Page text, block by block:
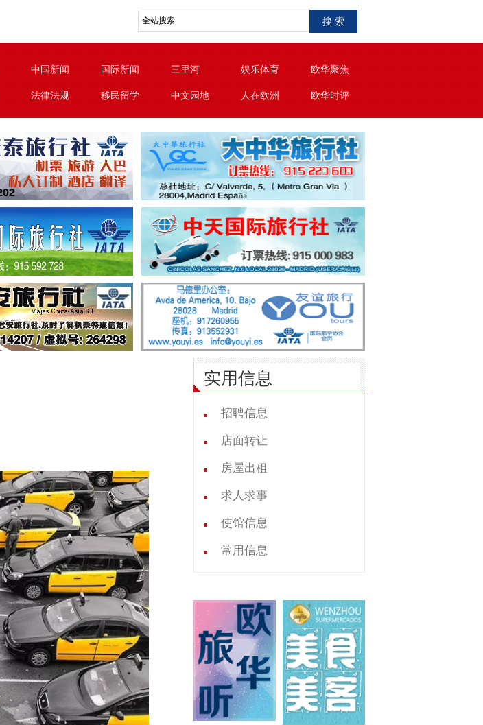
搜 索
中国新闻 国际新闻 三里河 娱乐体育 欧华聚焦
法律法规 移民留学 中文园地 人在欧洲 欧华时评
实用信息
招聘信息
店面转让
房屋出租
求人求事
使馆信息
常用信息